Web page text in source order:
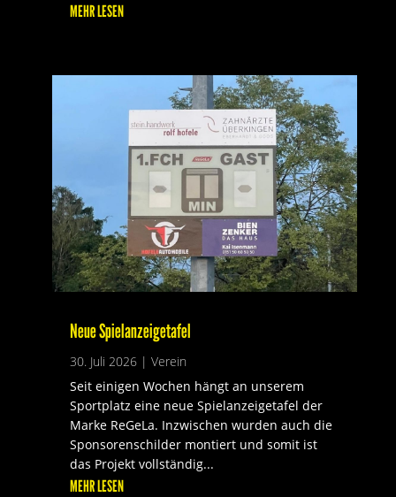
MEHR LESEN
Neue Spielanzeigetafel
30. Juli 2026| Verein
Seit einigen Wochen hängt an unserem
Sportplatz eine neue Spielanzeigetafel der
Marke ReGeLa. Inzwischen wurden auch die
Sponsorenschilder montiert und somit ist
das Projekt vollständig...
MEHR LESEN